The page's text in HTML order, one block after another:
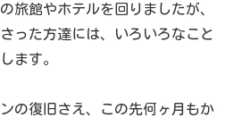
旅館やホテルを回りましたが、
った方達には、いろいろなこと
ます。
の復旧さえ、この先何ヶ月もか